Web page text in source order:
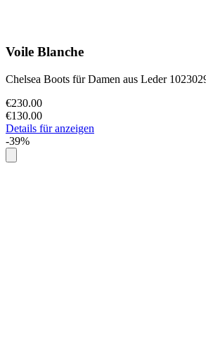
Voile Blanche
Chelsea Boots für Damen aus Leder
€230.00
€130.00
Details für anzeigen
-39%